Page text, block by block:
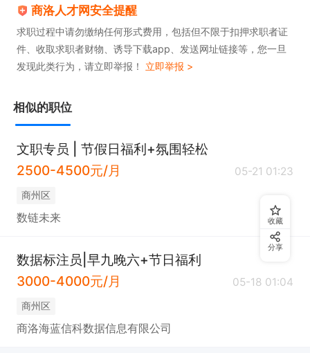
2、公司提供电冰箱、微波炉等设备，适时播放音
乐，调节工作状态。使得工作、生活、娱乐不耽误；
3、工作氛围舒适，同事之间和睦相处，不存在特殊
4、我们是一家年轻上进的互联网公司，青春有活
力，欢迎您的加入。
薪资构成：底薪+绩效+提成
内部晋升：标注专员 - 项目组长 - 项目主管 - 项目经
理 - 区域经理
商洛人才网安全提醒
求职过程中请勿缴纳任何形式费用，包括但不限于扣押求职者证
件、收取求职者财物、诱导下载app、发送网址链接等，您一旦
发现此类行为，请立即举报！ 立即举报 >
相似的职位
文职专员 | 节假日福利+氛围轻松
2500-4500元/月
05-21 01:23
商州区
数链未来
数据标注员|早九晚六+节日福利
3000-4000元/月
05-18 01:04
商州区
商洛海蓝信科数据信息有限公司
收藏
分享